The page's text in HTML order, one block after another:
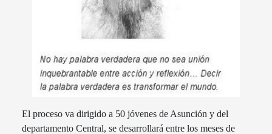
El proceso va dirigido a 50 jóvenes de Asunción y del
departamento Central, se desarrollará entre los meses de